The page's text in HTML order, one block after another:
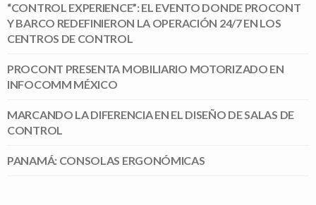
“CONTROL EXPERIENCE”: EL EVENTO DONDE PROCONT
Y BARCO REDEFINIERON LA OPERACIÓN 24/7 EN LOS
CENTROS DE CONTROL
PROCONT PRESENTA MOBILIARIO MOTORIZADO EN
INFOCOMM MÉXICO
MARCANDO LA DIFERENCIA EN EL DISEÑO DE SALAS DE
CONTROL
PANAMÁ: CONSOLAS ERGONÓMICAS